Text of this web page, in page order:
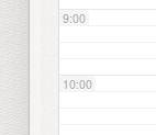
9:00
10:00